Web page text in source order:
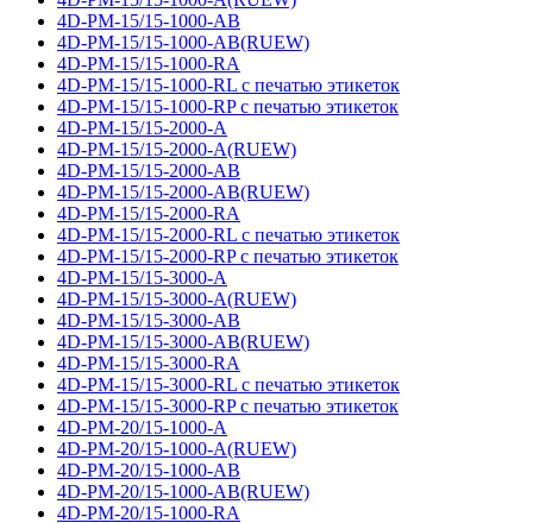
4D-PM-15/15-1000-AB
4D-PM-15/15-1000-AB(RUEW)
4D-PM-15/15-1000-RA
4D-PM-15/15-1000-RL с печатью этикеток
4D-PM-15/15-1000-RP с печатью этикеток
4D-PM-15/15-2000-A
4D-PM-15/15-2000-A(RUEW)
4D-PM-15/15-2000-AB
4D-PM-15/15-2000-AB(RUEW)
4D-PM-15/15-2000-RA
4D-PM-15/15-2000-RL с печатью этикеток
4D-PM-15/15-2000-RP с печатью этикеток
4D-PM-15/15-3000-A
4D-PM-15/15-3000-A(RUEW)
4D-PM-15/15-3000-AB
4D-PM-15/15-3000-AB(RUEW)
4D-PM-15/15-3000-RA
4D-PM-15/15-3000-RL с печатью этикеток
4D-PM-15/15-3000-RP с печатью этикеток
4D-PM-20/15-1000-A
4D-PM-20/15-1000-A(RUEW)
4D-PM-20/15-1000-AB
4D-PM-20/15-1000-AB(RUEW)
4D-PM-20/15-1000-RA